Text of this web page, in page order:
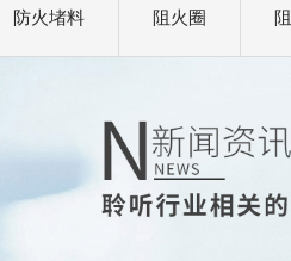
防火堵料 阻火圈